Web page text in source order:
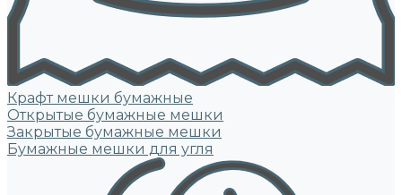
Крафт мешки бумажные
Открытые бумажные мешки
Закрытые бумажные мешки
Бумажные мешки для угля